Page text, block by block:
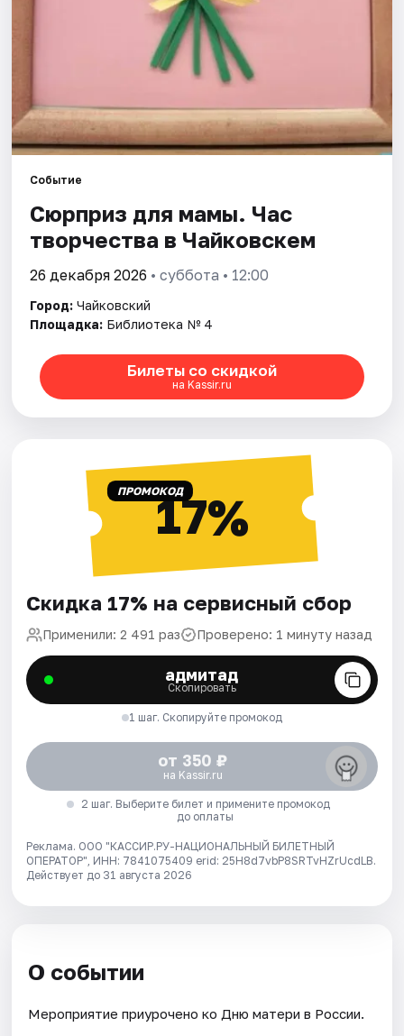
Событие
Сюрприз для мамы. Час
творчества в Чайковскем
26 декабря 2026 • суббота • 12:00
Город: Чайковский
Площадка: Библиотека № 4
Билеты со скидкой
на Kassir.ru
ПРОМОКОД17%
Скидка 17% на сервисный сбор
Применили: 2 491 раз Проверено: 1 минуту назад
адмитад
Скопировать
1 шаг. Скопируйте промокод
от 350 ₽
на Kassir.ru
2 шаг. Выберите билет и примените промокод
до оплаты
Реклама. ООО "КАССИР.РУ-НАЦИОНАЛЬНЫЙ БИЛЕТНЫЙ
ОПЕРАТОР", ИНН: 7841075409 erid: 25H8d7vbP8SRTvHZrUcdLB.
Действует до 31 августа 2026
О событии
Мероприятие приурочено ко Дню матери в России.